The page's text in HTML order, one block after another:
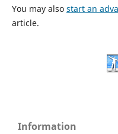
You may also start an
article.
Information